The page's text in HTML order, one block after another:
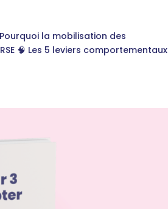
la mobilisation des
🧠 Les 5 leviers